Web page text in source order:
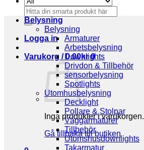
Sök
efter:
Logga in
Varukorg /0.00kr 0
Inga produkter i varukorgen.
Gå tillbaka till butiken
Belysning
Belysning
Armaturer
Arbetsbelysning
Downlights
Drivdon & Tillbehör
sensorbelysning
Spotlights
Utomhusbelysning
Decklight
Pollare & Stolpar
Väggarmaturer
Tillbehör
Utomshusdownlights
Takarmatur